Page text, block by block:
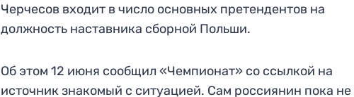
Черчесов входит в число основных претендентов на
должность наставника сборной Польши.
Об этом 12 июня сообщил «Чемпионат» со ссылкой на
источник знакомый с ситуацией. Сам россиянин пока не